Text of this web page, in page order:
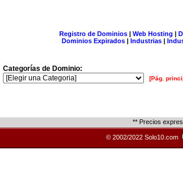
Registro de Dominios| Web Hosting |
Dominios Expirados | Industrias |
Categorías de Dominio:
[Pág.
** Precios
© 2002/2022 Solo10.com